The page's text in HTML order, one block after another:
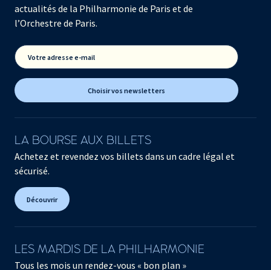
actualités de la Philharmonie de Paris et de
l’Orchestre de Paris.
Votre adresse e-mail
Choisir vos newsletters
LA BOURSE AUX BILLETS
Achetez et revendez vos billets dans un cadre légal et
sécurisé.
Découvrir
LES MARDIS DE LA PHILHARMONIE
Tous les mois un rendez-vous « bon plan »